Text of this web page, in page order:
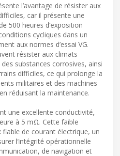
l’avantage de résister aux
car il présente une
500 heures d’exposition
cycliques dans un
aux normes d’essai VG.
résister aux climats
substances corrosives, ainsi
difficiles, ce qui prolonge la
militaires et des machines
réduisant la maintenance.
une excellente conductivité,
à 5 mΩ. Cette faible
de courant électrique, un
l’intégrité opérationnelle
de navigation et